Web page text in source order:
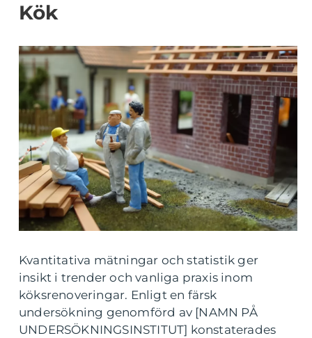
Kök
Kvantitativa mätningar och statistik ger
insikt i trender och vanliga praxis inom
köksrenoveringar. Enligt en färsk
undersökning genomförd av [NAMN PÅ
UNDERSÖKNINGSINSTITUT] konstaterades